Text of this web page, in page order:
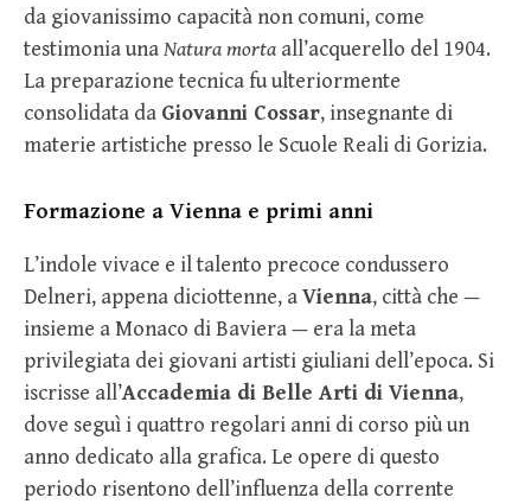
da giovanissimo capacità non comuni, come
testimonia unaNatura morta all’acquerello del 1904.
La preparazione tecnica fu ulteriormente
consolidata da Giovanni Cossar, insegnante di
materie artistiche presso le Scuole Reali di Gorizia.
Formazione a Vienna e primi anni
L’indole vivace e il talento precoce condussero
Delneri, appena diciottenne, aVienna, città che —
insieme a Monaco di Baviera — era la meta
privilegiata dei giovani artisti giuliani dell’epoca. Si
iscrisse all’Accademia di Belle Arti di Vienna,
dove seguì i quattro regolari anni di corso più un
anno dedicato alla grafica. Le opere di questo
periodo risentono dell’influenza della corrente